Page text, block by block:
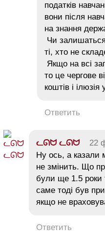
податків
вони після
на знання
Чи
ті, хто не
Якщо на всі
то це чергове
коштів і ілюзія
Ответить
ᓚᘏᗢ ᓚᘏᗢ 22
Ну ось, а казали
не змінить. Що
були ще 1.5 роки
саме тоді був
якщо не
Ответить